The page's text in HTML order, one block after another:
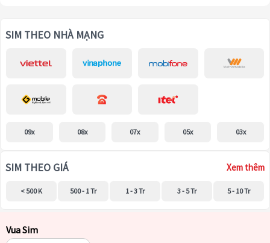
SIM THEO NHÀ MẠNG
09x 08x 07x 05x 03x
SIM THEO GIÁ Xem thêm
< 500 K 500 - 1 Tr 1 - 3 Tr 3 - 5 Tr 5 - 10 Tr
Vua Sim